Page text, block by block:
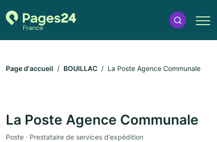
Page d'accueil BOUILLAC La Poste Agence Communale
La Poste Agence Communale
Poste · Prestataire de services d'expédition